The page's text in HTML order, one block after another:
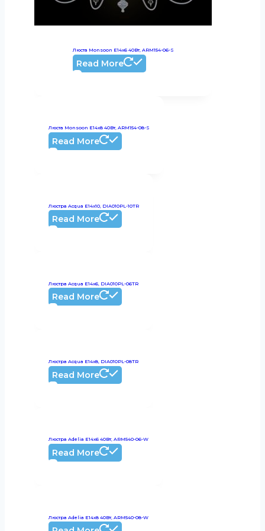
Люста Monsoon E14х6 40Вт, ARM154-06-S
Read More
Люста Monsoon E14х8 40Вт, ARM154-08-S
Read More
Люстра Acqua E14x10, DIA010PL-10TR
Read More
Люстра Acqua E14x6, DIA010PL-06TR
Read More
Люстра Acqua E14x8, DIA010PL-08TR
Read More
Люстра Adelia E14х6 40Вт, ARM540-06-W
Read More
Люстра Adelia E14х8 40Вт, ARM540-08-W